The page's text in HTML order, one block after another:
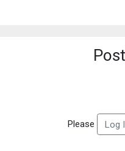
Please Log